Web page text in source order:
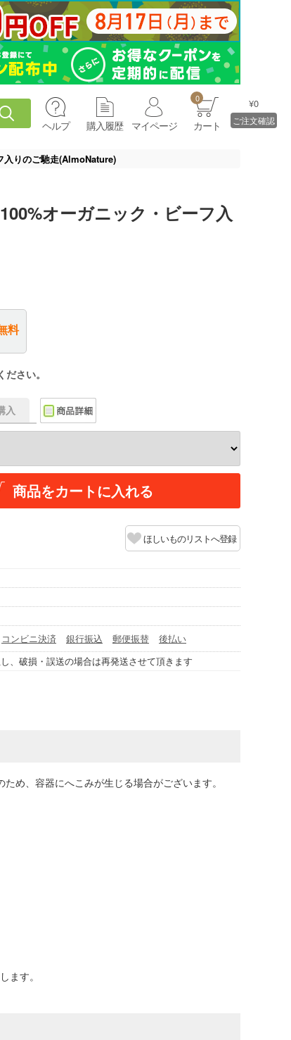
ヘルプ 購入履歴 マイページ
0
カート
¥0
ご注文確認
入りのご馳走(AlmoNature)
オーガニック・ビーフ入
料
さい。
入
商品をカートに入れる
ほしいものリストへ登録
コンビニ決済 銀行振込 郵便振替
後払い
、破損・誤送の場合は再発送させて頂きます
め、容器にへこみが生じる場合がございます。
ます。